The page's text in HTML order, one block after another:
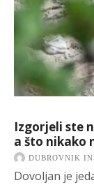
Izgorjeli ste
a što nikako
DUBROVNIK
Dovoljan je